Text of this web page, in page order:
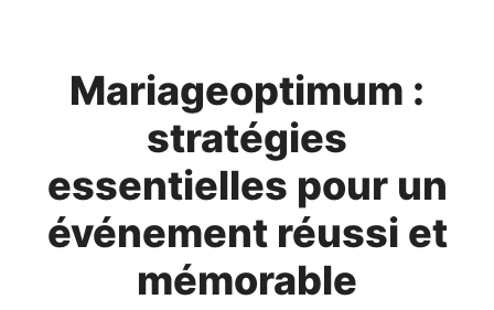
Mariageoptimum :
stratégies
essentielles pour un
événement réussi et
mémorable